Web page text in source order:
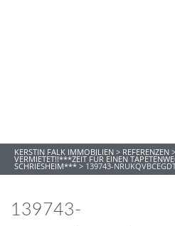
KERSTIN FALK IMMOBILIEN > REFERENZEN >
VERMIETET!!***ZEIT FÜR EINEN
SCHRIESHEIM*** > 139743-
139743-